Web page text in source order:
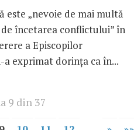
este „nevoie de mai multă
încetarea conflictului” în
a Episcopilor
a exprimat dorința ca în...
9 din 37